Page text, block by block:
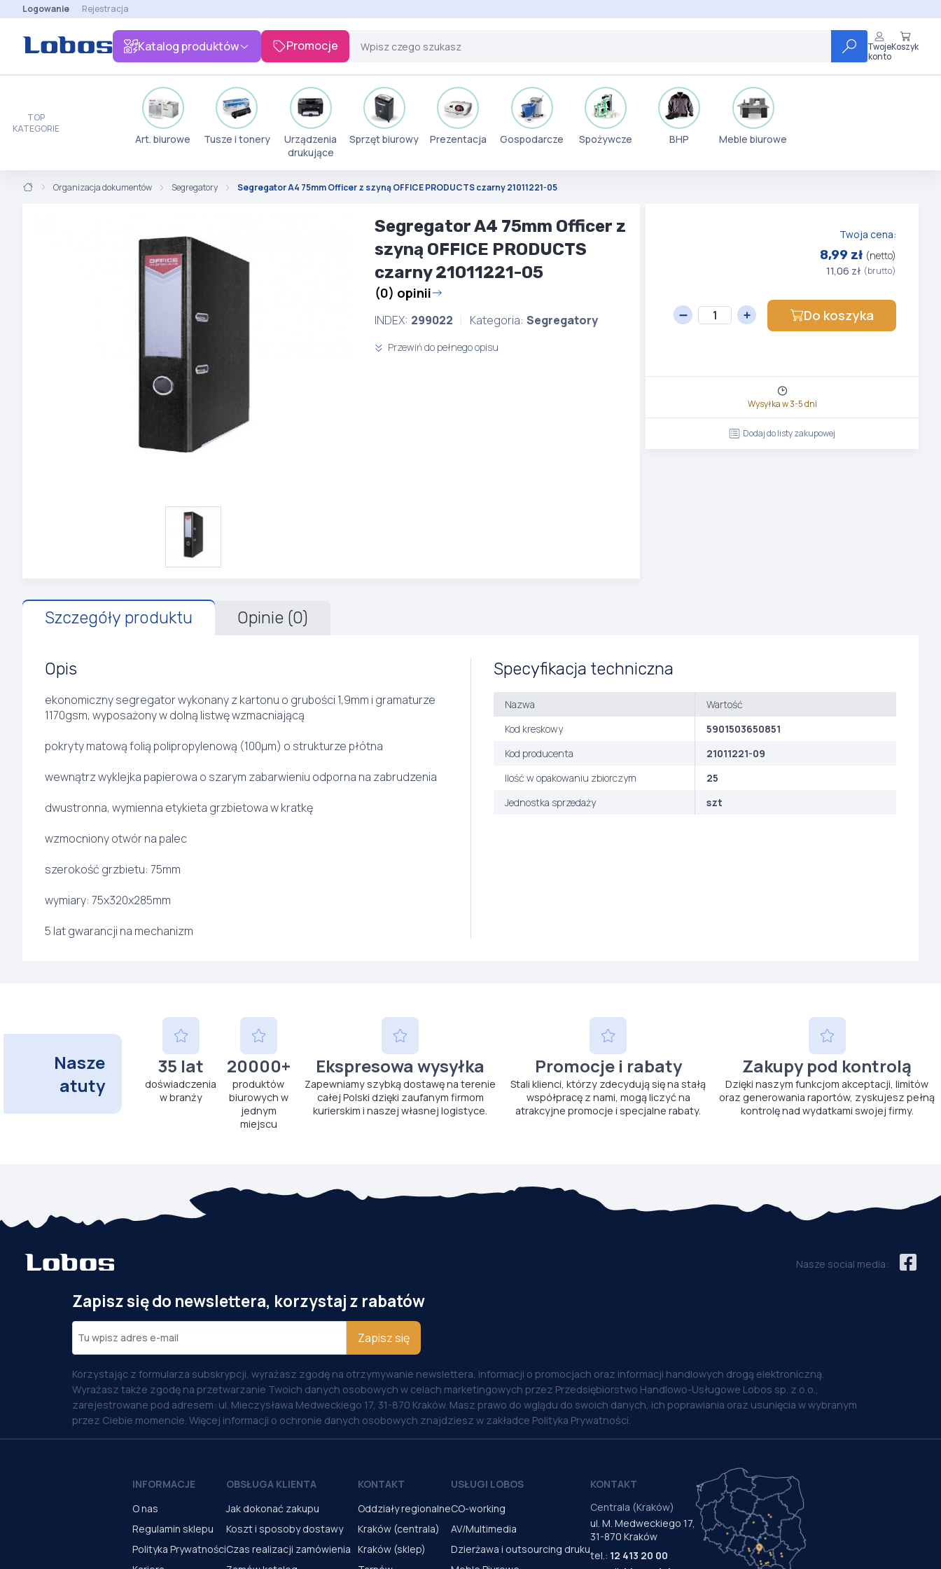
Logowanie Rejestracja
Katalog produktów Promocje
Twoje
konto
Koszyk
TOP
KATEGORIE
Art. biurowe Tusze i tonery
Urządzenia
drukujące
Sprzęt biurowy Prezentacja Gospodarcze Spożywcze BHP Meble biurowe
Organizacja dokumentów Segregatory Segregator A4 75mm Officer z szyną OFFICE PRODUCTS czarny 21011221-05
Segregator A4 75mm Officer z
szyną OFFICE PRODUCTS
czarny 21011221-05
(0) opinii
INDEX: 299022 Kategoria: Segregatory
Przewiń do pełnego opisu
Twoja cena:
8,99 zł (netto)
11,06 zł (brutto)
Do koszyka
Wysyłka w 3-5 dni
Dodaj do listy zakupowej
Szczegóły produktu Opinie (0)
Opis
ekonomiczny segregator wykonany z kartonu o grubości 1,9mm i gramaturze
1170gsm, wyposażony w dolną listwę wzmacniającą
pokryty matową folią polipropylenową (100µm) o strukturze płótna
wewnątrz wyklejka papierowa o szarym zabarwieniu odporna na zabrudzenia
dwustronna, wymienna etykieta grzbietowa w kratkę
wzmocniony otwór na palec
szerokość grzbietu: 75mm
wymiary: 75x320x285mm
5 lat gwarancji na mechanizm
Specyfikacja techniczna
Nazwa
Wartość
Kod kreskowy
5901503650851
Kod producenta
21011221-09
Ilość w opakowaniu zbiorczym
25
Jednostka sprzedaży
szt
Nasze
atuty
35 lat
doświadczenia
w branży
20000+
produktów
biurowych w
jednym
miejscu
Ekspresowa wysyłka
Zapewniamy szybką dostawę na terenie
całej Polski dzięki zaufanym firmom
kurierskim i naszej własnej logistyce.
Promocje i rabaty
Stali klienci, którzy zdecydują się na stałą
współpracę z nami, mogą liczyć na
atrakcyjne promocje i specjalne rabaty.
Zakupy pod kontrolą
Dzięki naszym funkcjom akceptacji, limitów
oraz generowania raportów, zyskujesz pełną
kontrolę nad wydatkami swojej firmy.
Nasze social media:
Zapisz się do newslettera, korzystaj z rabatów
Zapisz się
Korzystając z formularza subskrypcji, wyrażasz zgodę na otrzymywanie newslettera, informacji o promocjach oraz informacji handlowych drogą elektroniczną.
Wyrażasz także zgodę na przetwarzanie Twoich danych osobowych w celach marketingowych przez Przedsiębiorstwo Handlowo-Usługowe Lobos sp. z o.o.,
zarejestrowane pod adresem: ul. Mieczysława Medweckiego 17, 31-870 Kraków. Masz prawo do wglądu do swoich danych, ich poprawiania oraz usunięcia w wybranym
przez Ciebie momencie. Więcej informacji o ochronie danych osobowych znajdziesz w zakładce Polityka Prywatności.
INFORMACJE
O nas
Regulamin sklepu
Polityka Prywatności
OBSŁUGA KLIENTA
Jak dokonać zakupu
Koszt i sposoby dostawy
Czas realizacji zamówienia
KONTAKT
Oddziały regionalne
Kraków (centrala)
Kraków (sklep)
USŁUGI LOBOS
CO-working
AV/Multimedia
Dzierżawa i outsourcing druku
KONTAKT
Centrala (Kraków)
ul. M. Medweckiego 17,
31-870 Kraków
tel.: 12 413 20 00